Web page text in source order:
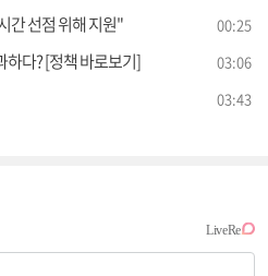
간 선점 위해 지원" 00:25
하다? [정책 바로보기] 03:06
03:43